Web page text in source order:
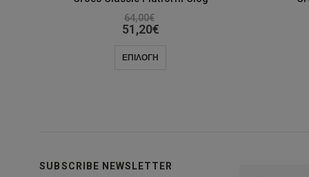
64,00€
51,20€
ΕΠΙΛΟΓΉ
επιλογές
SUBSCRIBE NEWSLETTER